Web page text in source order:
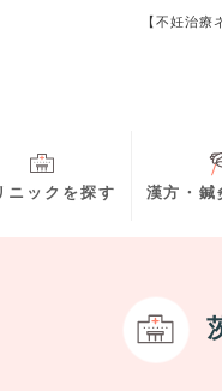
【不妊治
ニックを探す 漢方・鍼